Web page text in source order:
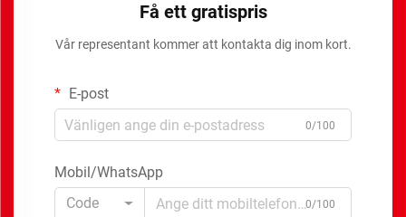
Få ett gratispris
Vår representant kommer att kontakta dig inom kort.
E-post
0/100
Mobil/WhatsApp
Code
0/100